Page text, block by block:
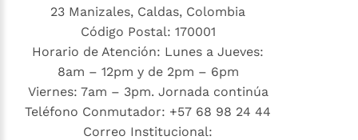
23 Manizales, Caldas, Colombia
Código Postal: 170001
Horario de Atención: Lunes a Jueves:
8am – 12pm y de 2pm – 6pm
Viernes: 7am – 3pm. Jornada continúa
Teléfono Conmutador: +57 68 98 24 44
Correo Institucional: